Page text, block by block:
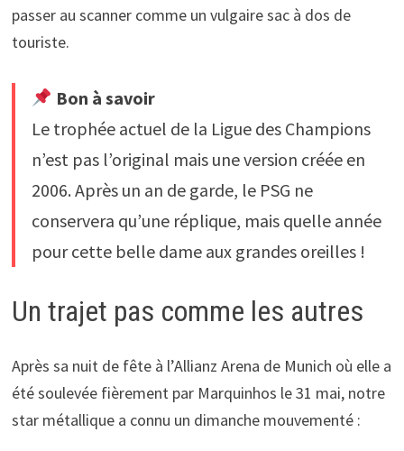
passer au scanner comme un vulgaire sac à dos de
touriste.
Bon à savoir
Le trophée actuel de la Ligue des Champions
n’est pas l’original mais une version créée en
2006. Après un an de garde, le PSG ne
conservera qu’une réplique, mais quelle année
pour cette belle dame aux grandes oreilles !
Un trajet pas comme les autres
Après sa nuit de fête à l’Allianz Arena de Munich où elle a
été soulevée fièrement par Marquinhos le 31 mai, notre
star métallique a connu un dimanche mouvementé :